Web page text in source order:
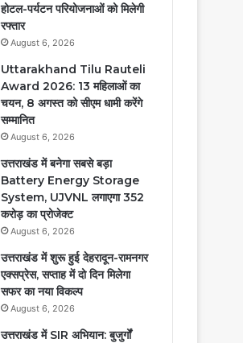
होटल-पर्यटन परियोजनाओं को मिलेगी
रफ्तार
August 6, 2026
Uttarakhand Tilu Rauteli
Award 2026: 13 महिलाओं का
चयन, 8 अगस्त को सीएम धामी करेंगे
सम्मानित
August 6, 2026
उत्तराखंड में बनेगा सबसे बड़ा
Battery Energy Storage
System, UJVNL लगाएगा 352
करोड़ का प्रोजेक्ट
August 6, 2026
उत्तराखंड में शुरू हुई देहरादून-रामनगर
एक्सप्रेस, सप्ताह में दो दिन मिलेगा
सफर का नया विकल्प
August 6, 2026
उत्तराखंड में SIR अभियान: बुजुर्गों